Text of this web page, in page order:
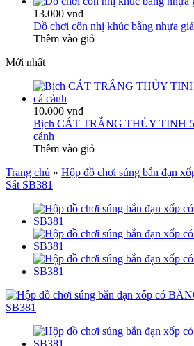
13.000 vnđ
Đồ chơi côn nhị khúc bằng nhựa
Thêm vào giỏ
Mới nhất
10.000 vnđ
Bịch CÁT TRẮNG THỦY TINH
cảnh
Thêm vào giỏ
Trang chủ » Hộp đồ chơi súng bắn đạn
Sắt SB381